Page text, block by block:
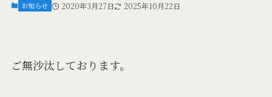
お知らせ 2020年3月27日 2025年10月22日
ご無沙汰しております。